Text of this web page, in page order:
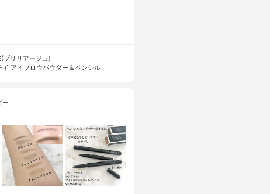
ブリリアージュ)
イ アイブロウパウダー＆ペンシル
ー